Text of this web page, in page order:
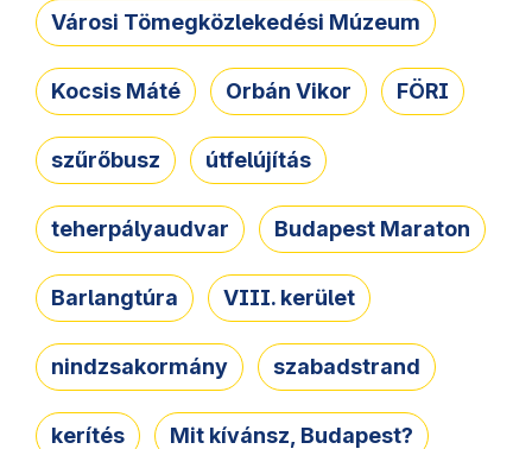
Városi Tömegközlekedési Múzeum
Kocsis Máté Orbán Vikor FÖRI
szűrőbusz útfelújítás
teherpályaudvar Budapest Maraton
Barlangtúra VIII. kerület
nindzsakormány szabadstrand
kerítés Mit kívánsz, Budapest?